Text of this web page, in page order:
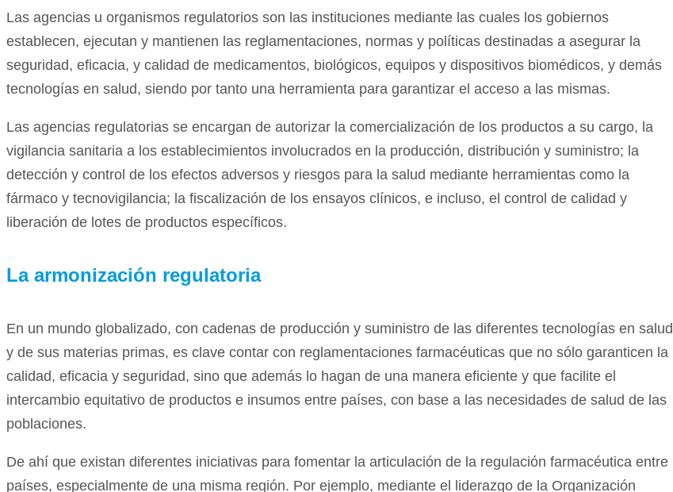
Las agencias u organismos regulatorios son las instituciones mediante las cuales los gobiernos
establecen, ejecutan y mantienen las reglamentaciones, normas y políticas destinadas a asegurar la
seguridad, eficacia, y calidad de medicamentos, biológicos, equipos y dispositivos biomédicos, y demás
tecnologías en salud, siendo por tanto una herramienta para garantizar el acceso a las mismas.
Las agencias regulatorias se encargan de autorizar la comercialización de los productos a su cargo, la
vigilancia sanitaria a los establecimientos involucrados en la producción, distribución y suministro; la
detección y control de los efectos adversos y riesgos para la salud mediante herramientas como la
fármaco y tecnovigilancia; la fiscalización de los ensayos clínicos, e incluso, el control de calidad y
liberación de lotes de productos específicos.
La armonización regulatoria
En un mundo globalizado, con cadenas de producción y suministro de las diferentes tecnologías en salud
y de sus materias primas, es clave contar con reglamentaciones farmacéuticas que no sólo garanticen la
calidad, eficacia y seguridad, sino que además lo hagan de una manera eficiente y que facilite el
intercambio equitativo de productos e insumos entre países, con base a las necesidades de salud de las
poblaciones.
De ahí que existan diferentes iniciativas para fomentar la articulación de la regulación farmacéutica entre
países, especialmente de una misma región. Por ejemplo, mediante el liderazgo de la Organización